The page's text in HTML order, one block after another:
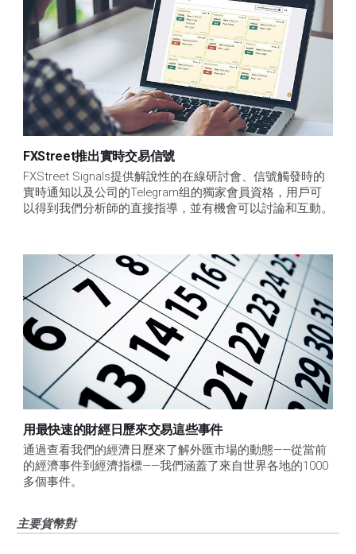
FXStreet推出實時交易信號
FXStreet Signals提供解說性的在線研討會、信號觸發時的
實時通知以及公司的Telegram组的獨家會員資格，用戶可
以得到我們分析師的直接指導，並有機會可以討論和互動。
用最快速的財經日歷來交易這些事件
通過查看我們的經濟日歷來了解外匯市場的動態——從當前
的經濟事件到經濟指標——我們涵蓋了來自世界各地的1000
多個事件。
主要貨幣對